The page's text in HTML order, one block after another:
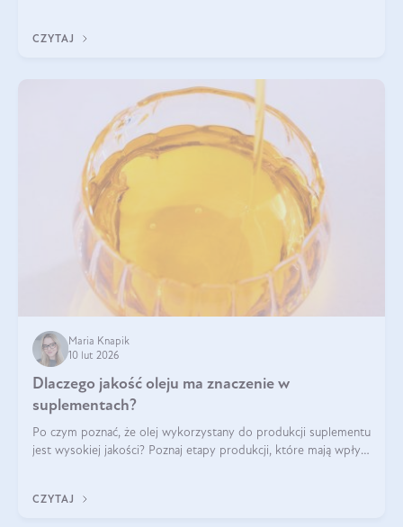
wyjaśnimy.
CZYTAJ
Maria Knapik
10 lut 2026
Dlaczego jakość oleju ma znaczenie w
suplementach?
Po czym poznać, że olej wykorzystany do produkcji suplementu
jest wysokiej jakości? Poznaj etapy produkcji, które mają wpływ
CZYTAJ